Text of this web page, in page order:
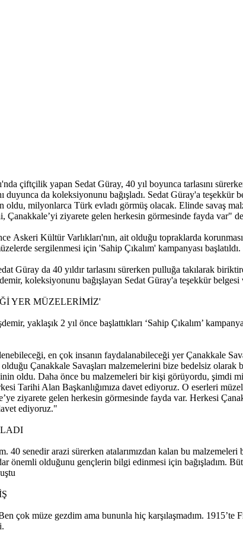
çiftçilik yapan Sedat Güray, 40 yıl boyunca tarlasını
duyunca da koleksiyonunu bağışladı. Sedat Güray'a
milyonlarca Türk evladı görmüş olacak. Elinde savaş
ziyarete gelen herkesin görmesinde fayda var"
Askeri Kültür Varlıkları'nın, ait olduğu topraklarda
sergilenmesi için 'Sahip Çıkalım' kampanyası başlatıldı.
Güray da 40 yıldır tarlasını sürerken pulluğa takılarak
koleksiyonunu bağışlayan Sedat Güray'a teşekkür
YER MÜZELERİMİZ'
yaklaşık 2 yıl önce başlattıkları ‘Sahip Çıkalım’
en çok insanın faydalanabileceği yer Çanakkale
Çanakkale Savaşları malzemelerini bize bedelsiz
oldu. Daha önce bu malzemeleri bir kişi görüyordu, şimdi
Tarihi Alan Başkanlığımıza davet ediyoruz. O eserleri
ziyarete gelen herkesin görmesinde fayda var. Herkesi
ediyoruz."
40 senedir arazi sürerken atalarımızdan kalan bu
olduğunu gençlerin bilgi edinmesi için bağışladım.
çok müze gezdim ama bununla hiç karşılaşmadım.